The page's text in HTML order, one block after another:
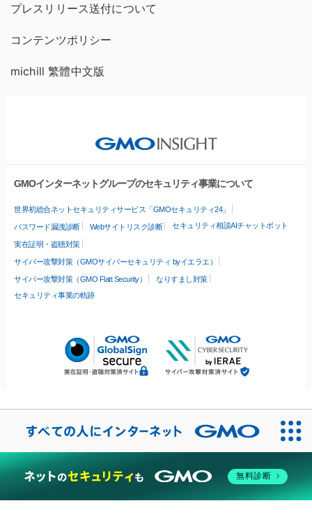
プレスリリース送付について
コンテンツポリシー
michill 繁體中文版
GMOインターネットグループのセキュリティ事業について
世界初総合ネットセキュリティサービス「GMOセキュリティ24」
パスワード漏洩診断 Webサイトリスク診断 セキュリティ相談AIチャットボット
実在証明・盗聴対策
サイバー攻撃対策（GMOサイバーセキュリティ byイエラエ）
サイバー攻撃対策（GMO Flatt Security）
なりすまし対策
セキュリティ事業の軌跡
無料診断